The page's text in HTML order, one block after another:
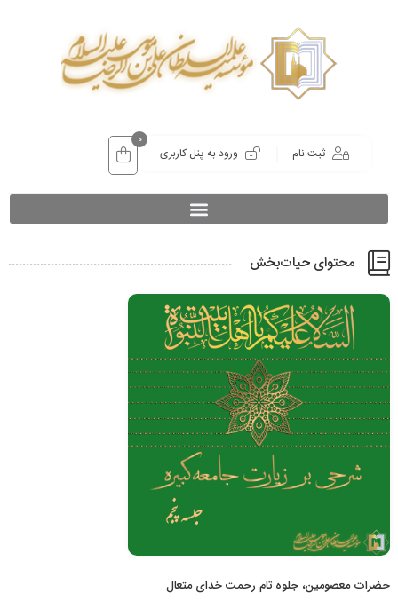
ثبت نام ورود به پنل کاربری
0
محتوای حیات‌بخش
حضرات معصومین، جلوه تام رحمت خدای متعال